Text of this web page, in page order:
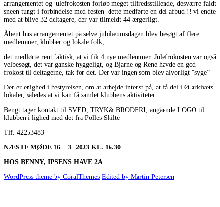
arrangementet og julefrokosten forløb meget tilfredsstillende, desværre faldt
sneen tungt i forbindelse med festen dette medførte en del afbud !! vi endte
med at blive 32 deltagere, der var tilmeldt 44 ærgerligt.
Åbent hus arrangementet på selve jubilæumsdagen blev besøgt af flere
medlemmer, klubber og lokale folk,
det medførte rent faktisk, at vi fik 4 nye medlemmer. Julefrokosten var også
velbesøgt, det var ganske hyggeligt, og Bjarne og Rene havde en god
frokost til deltagerne, tak for det. Der var ingen som blev alvorligt “syge”
Der er enighed i bestyrelsen, om at arbejde intenst på, at få del i Ø-arkivets
lokaler, således at vi kan få samlet klubbens aktiviteter.
Bengt tager kontakt til SVED, TRYK& BRODERI, angående LOGO til
klubben i lighed med det fra Polles Skilte
Tlf. 42253483
NÆSTE MØDE 16 – 3- 2023 KL. 16.30
HOS BENNY, IPSENS HAVE 2A
WordPress theme by CoralThemes Edited by Martin Petersen